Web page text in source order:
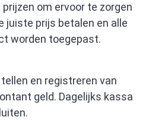
om ervoor te zorgen
juiste prijs betalen en alle
worden toegepast.
en registreren van
geld. Dagelijks kassa